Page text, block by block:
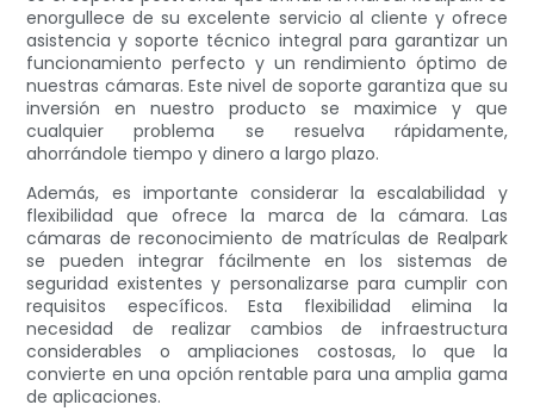
enorgullece de su excelente servicio al cliente y ofrece
asistencia y soporte técnico integral para garantizar un
funcionamiento perfecto y un rendimiento óptimo de
nuestras cámaras. Este nivel de soporte garantiza que su
inversión en nuestro producto se maximice y que
cualquier problema se resuelva rápidamente,
ahorrándole tiempo y dinero a largo plazo.
Además, es importante considerar la escalabilidad y
flexibilidad que ofrece la marca de la cámara. Las
cámaras de reconocimiento de matrículas de Realpark
se pueden integrar fácilmente en los sistemas de
seguridad existentes y personalizarse para cumplir con
requisitos específicos. Esta flexibilidad elimina la
necesidad de realizar cambios de infraestructura
considerables o ampliaciones costosas, lo que la
convierte en una opción rentable para una amplia gama
de aplicaciones.